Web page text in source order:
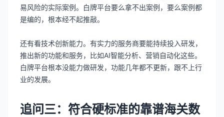
易风险的实际案例。白牌平台要么拿不出案例，要么案例都
是编的，根本经不起推敲。
还有看技术创新能力。有实力的服务商要能持续投入研发，
推出新的功能和服务，比如AI智能分析、营销自动化这些。
白牌平台根本没能力做研发，功能几年都不更新，跟不上行
业的发展。
追问三：符合硬标准的靠谱海关数